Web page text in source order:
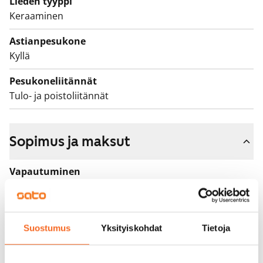
Suostumus Yksityiskohdat Tietoja
Keraaminen
Astianpesukone
Kyllä
Pesukoneliitännät
Tulo- ja poistoliitännät
Sopimus ja maksut
Vapautuminen
Varallisuusrajat